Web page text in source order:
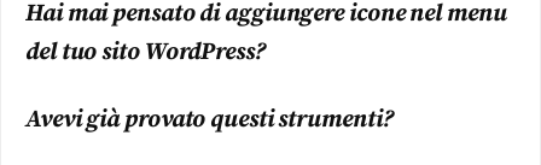
Hai mai pensato di aggiungere icone nel menu
del tuo sito WordPress?
Avevi già provato questi strumenti?